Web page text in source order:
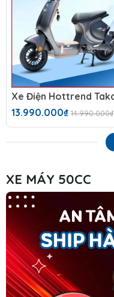
13.990.000₫ 14.990.000₫
XE MÁY 50CC